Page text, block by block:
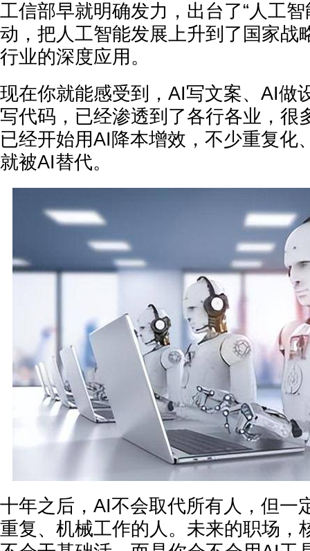
工信部早就明确发力，出台了“人工
动，把人工智能发展上升到了国家战
行业的深度应用。
现在你就能感受到，AI写文案、AI做
写代码，已经渗透到了各行各业，很
已经开始用AI降本增效，不少重复化
就被AI替代。
十年之后，AI不会取代所有人，但一
重复、机械工作的人。未来的职场，